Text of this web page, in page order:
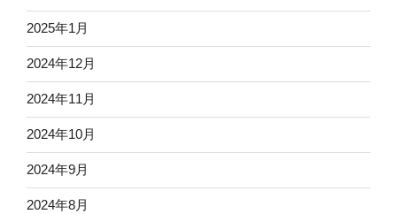
2025年1月
2024年12月
2024年11月
2024年10月
2024年9月
2024年8月